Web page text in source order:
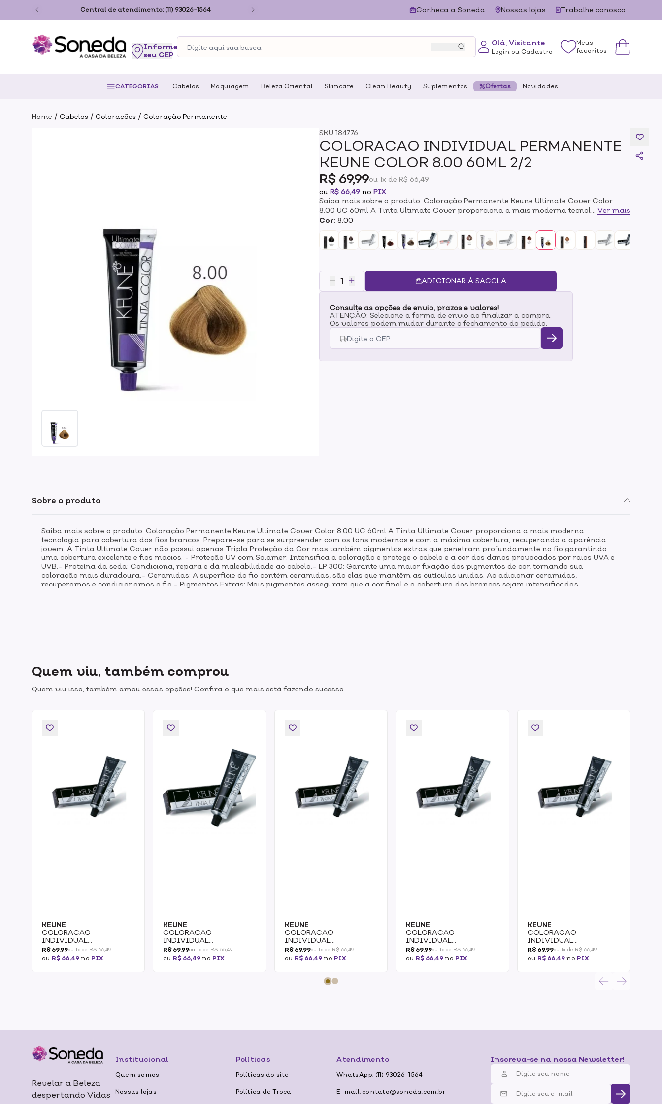
Central de atendimento: (11) 93026-1564 Conheca a Soneda Nossas lojas Trabalhe conosco
seu CEP
Olá, Visitante
Login ou Cadastro
Meus
favoritos
CATEGORIAS Cabelos Maquiagem Beleza Oriental Skincare Clean Beauty Suplementos Ofertas Novidades
Home / Cabelos / Colorações / Coloração Permanente
SKU184776
COLORACAO INDIVIDUAL PERMANENTE
KEUNE COLOR 8.00 60ML 2/2
R$ 69,99ou 1x de R$ 66,49
ouR$ 66,49 noPIX
Saiba mais sobre o produto: Coloração Permanente Keune Ultimate Cover Color
8.00 UC 60ml A Tinta Ultimate Cover proporciona a mais moderna tecnologia para
cobertura dos fios brancos. Prepare-se para se surpreender com os tons modernos
e com a máxima cobertura, recuperando a aparência jovem. A Tinta Ultimate Cover
não possui apenas Tripla Proteção da Cor mas também pigmentos extras que
penetram profundamente no fio garantindo uma cobertura excelente e fios
cor dos danos provocados por raios UVA e UVB.- Proteína da seda: Condiciona,
repara e dá maleabilidade ao cabelo.- LP 300: Garante uma maior fixação dos
pigmentos de cor, tornando sua coloração mais duradoura.- Ceramidas: A
adicionar ceramidas, recuperamos e condicionamos o fio.- Pigmentos Extras: Mais
pigmentos asseguram que a cor final e a cobertura dos brancos sejam
intensificadas.
Ver mais
Cor:8.00
ADICIONAR À SACOLA
Consulte as opções de envio, prazos e valores!
ATENÇÃO: Selecione a forma de envio ao finalizar a compra.
Os valores podem mudar durante o fechamento do pedido.
Sobre o produto
Saiba mais sobre o produto: Coloração Permanente Keune Ultimate Cover Color 8.00 UC 60ml A Tinta Ultimate Cover proporciona a mais moderna
tecnologia para cobertura dos fios brancos. Prepare-se para se surpreender com os tons modernos e com a máxima cobertura, recuperando a aparência
jovem. A Tinta Ultimate Cover não possui apenas Tripla Proteção da Cor mas também pigmentos extras que penetram profundamente no fio garantindo
uma cobertura excelente e fios macios. - Proteção UV com Solamer: Intensifica a coloração e protege o cabelo e a cor dos danos provocados por raios UVA e
UVB.- Proteína da seda: Condiciona, repara e dá maleabilidade ao cabelo.- LP 300: Garante uma maior fixação dos pigmentos de cor, tornando sua
coloração mais duradoura.- Ceramidas: A superfície do fio contém ceramidas, são elas que mantêm as cutículas unidas. Ao adicionar ceramidas,
recuperamos e condicionamos o fio.- Pigmentos Extras: Mais pigmentos asseguram que a cor final e a cobertura dos brancos sejam intensificadas.
Quem viu, também comprou
Quem viu isso, também amou essas opções! Confira o que mais está fazendo sucesso.
KEUNE
COLORACAO
INDIVIDUAL
PERMANENTE KEUNE
COLOR 6 60ML 2/2
R$ 69,99ou 1x de R$ 66,49
ou R$ 66,49 no PIX
KEUNE
COLORACAO
INDIVIDUAL
PERMANENTE KEUNE
COLOR 6.1 60ML 2/2
R$ 69,99ou 1x de R$ 66,49
ou R$ 66,49 no PIX
KEUNE
COLORACAO
INDIVIDUAL
PERMANENTE KEUNE
COLOR 6.19 60ML 2/2
R$ 69,99ou 1x de R$ 66,49
ou R$ 66,49no PIX
KEUNE
COLORACAO
INDIVIDUAL
PERMANENTE KEUNE
COLOR 7.19 60ML 2/2
R$ 69,99ou 1x de R$ 66,49
ou R$ 66,49 no PIX
KEUNE
COLORACAO
INDIVIDUAL
PERMANENTE KEUNE
COLOR 8 60ML 2/2
R$ 69,99ou 1x de R$ 66,49
ou R$ 66,49no PIX
Revelar a Beleza
despertando Vidas
Institucional
Quem somos
Nossas lojas
Políticas
Políticas do site
Política de Troca
Atendimento
WhatsApp: (11) 93026-1564
E-mail: contato@soneda.com.br
Inscreva-se na nossa Newsletter!